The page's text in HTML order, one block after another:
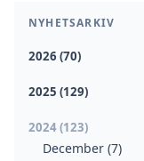
NYHETSARKIV
2026 (70)
2025 (129)
2024 (123)
December (7)